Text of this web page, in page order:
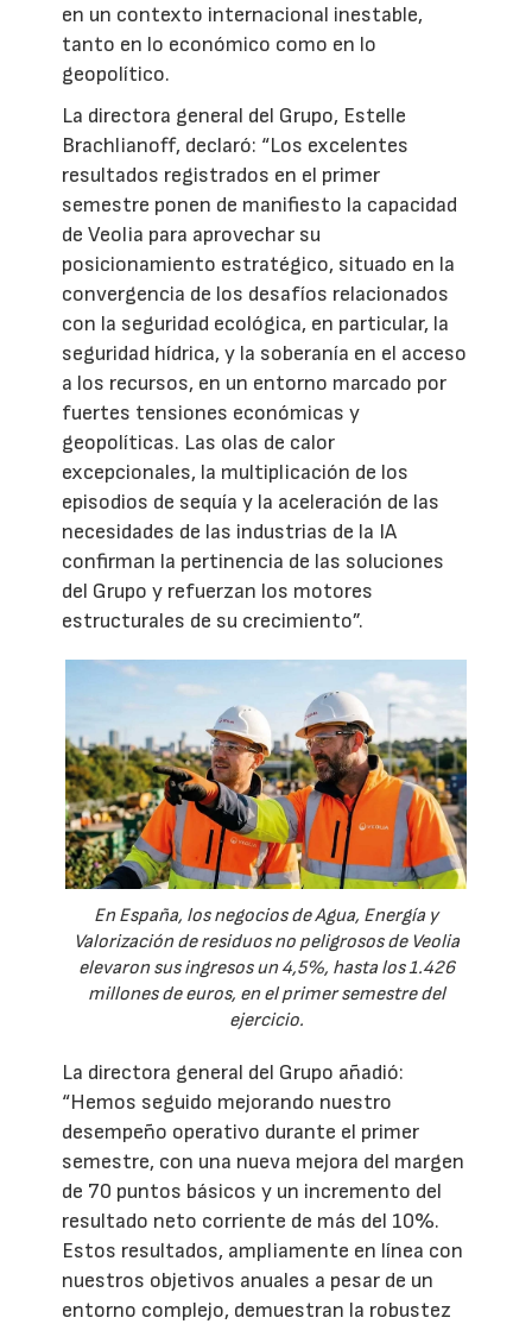
en un contexto internacional inestable,
tanto en lo económico como en lo
geopolítico.
La directora general del Grupo, Estelle
Brachlianoff, declaró: “Los excelentes
resultados registrados en el primer
semestre ponen de manifiesto la capacidad
de Veolia para aprovechar su
posicionamiento estratégico, situado en la
convergencia de los desafíos relacionados
con la seguridad ecológica, en particular, la
seguridad hídrica, y la soberanía en el acceso
a los recursos, en un entorno marcado por
fuertes tensiones económicas y
geopolíticas. Las olas de calor
excepcionales, la multiplicación de los
episodios de sequía y la aceleración de las
necesidades de las industrias de la IA
confirman la pertinencia de las soluciones
del Grupo y refuerzan los motores
estructurales de su crecimiento”.
En España, los negocios de Agua, Energía y
Valorización de residuos no peligrosos de Veolia
elevaron sus ingresos un 4,5%, hasta los 1.426
millones de euros, en el primer semestre del
ejercicio.
La directora general del Grupo añadió:
“Hemos seguido mejorando nuestro
desempeño operativo durante el primer
semestre, con una nueva mejora del margen
de 70 puntos básicos y un incremento del
resultado neto corriente de más del 10%.
Estos resultados, ampliamente en línea con
nuestros objetivos anuales a pesar de un
entorno complejo, demuestran la robustez